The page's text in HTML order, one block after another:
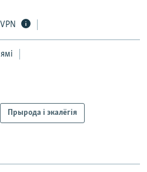
Прырода і экалёгія